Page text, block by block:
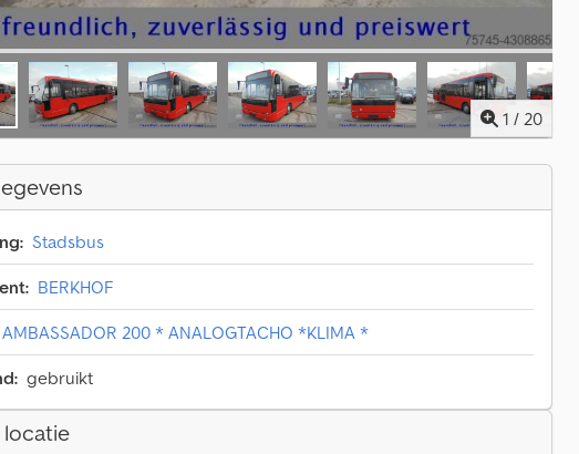
1 / 20
Stadsbus
BERKHOF
AMBASSADOR 200 * ANALOGTACHO *KLIMA *
gebruikt
locatie